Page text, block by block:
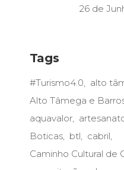
26 de
Tags
#Turismo4.0
alto
Alto Tâmega e
aquavalor
Boticas
btl
cabril
Caminho Cultural de